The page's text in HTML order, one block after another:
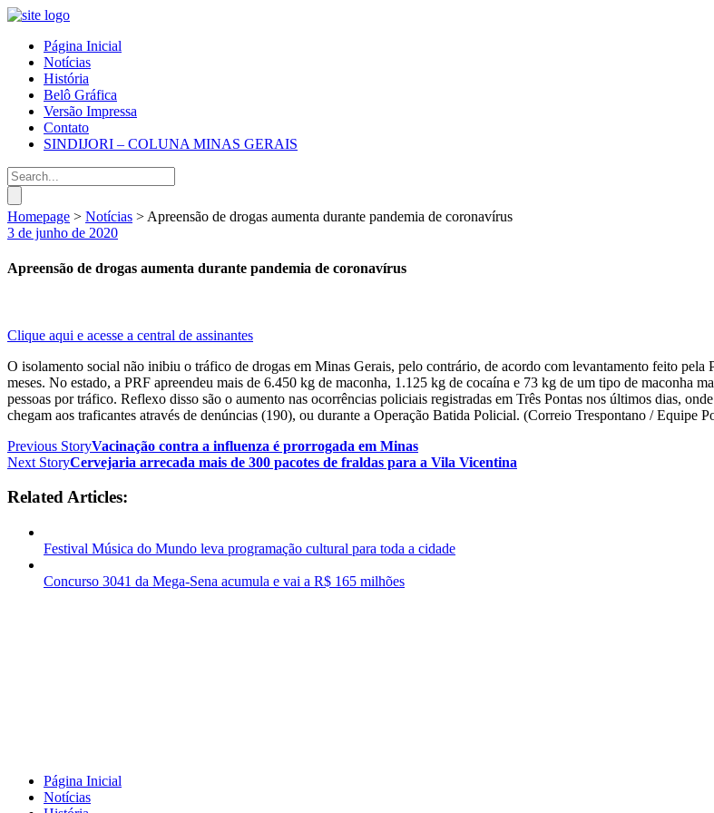
Página Inicial
Notícias
História
Belô Gráfica
Versão Impressa
Contato
SINDIJORI – COLUNA MINAS GERAIS
Homepage > Notícias > Apreensão de drogas aumenta durante pandemia de coronavírus
3 de junho de 2020
Apreensão de drogas aumenta durante pandemia de coronavírus
Clique aqui e acesse a central de assinantes
O isolamento social não inibiu o tráfico de drogas em Minas Gerais, pelo contrário, de acordo com levantamento feito
meses. No estado, a PRF apreendeu mais de 6.450 kg de maconha, 1.125 kg de cocaína e 73 kg de um tipo de maconha
pessoas por tráfico. Reflexo disso são o aumento nas ocorrências policiais registradas em Três Pontas nos últimos dias,
chegam aos traficantes através de denúncias (190), ou durante a Operação Batida Policial. (Correio Trespontano / Equipe
Previous StoryVacinação contra a influenza é prorrogada em Minas
Next StoryCervejaria arrecada mais de 300 pacotes de fraldas para a Vila Vicentina
Related Articles:
Festival Música do Mundo leva programação cultural para toda a cidade
Concurso 3041 da Mega-Sena acumula e vai a R$ 165 milhões
Página Inicial
Notícias